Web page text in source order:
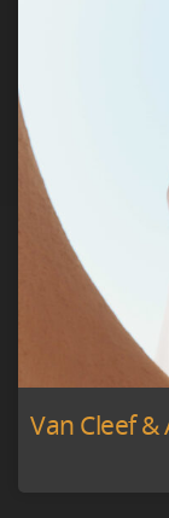
Van Cleef